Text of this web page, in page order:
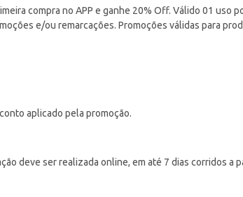
compra no APP e ganhe 20% Off. Válido 01 uso
e/ou remarcações. Promoções válidas para
aplicado pela promoção.
deve ser realizada online, em até 7 dias corridos a